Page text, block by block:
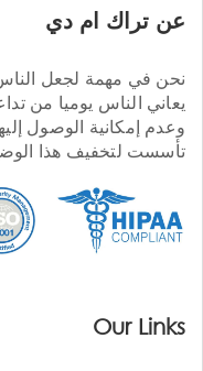
عن تراك ام دي
نحن في مهمة لجعل
يعاني الناس يوميا من
وعدم إمكانية الوصول
تأسست لتخفيف هذا
Our Links